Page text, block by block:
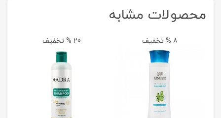
محصولات مشابه
8 % تخفیف 20 % تخفیف